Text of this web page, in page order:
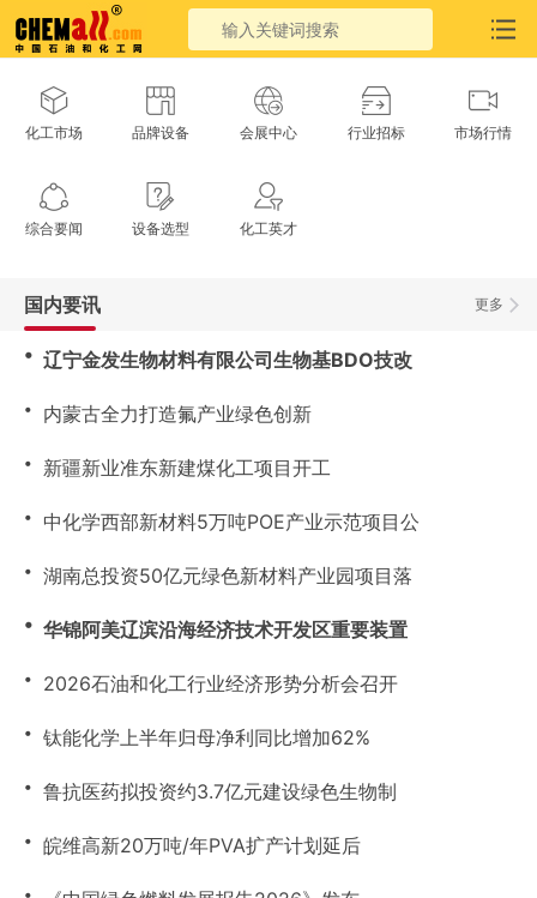
化工市场 品牌设备 会展中心 行业招标 市场行情
综合要闻 设备选型 化工英才
更多
国内要讯
・ 辽宁金发生物材料有限公司生物基BDO技改
・ 内蒙古全力打造氟产业绿色创新
・ 新疆新业准东新建煤化工项目开工
・ 中化学西部新材料5万吨POE产业示范项目公
・ 湖南总投资50亿元绿色新材料产业园项目落
・ 华锦阿美辽滨沿海经济技术开发区重要装置
・ 2026石油和化工行业经济形势分析会召开
・ 钛能化学上半年归母净利同比增加62%
・ 鲁抗医药拟投资约3.7亿元建设绿色生物制
・ 皖维高新20万吨/年PVA扩产计划延后